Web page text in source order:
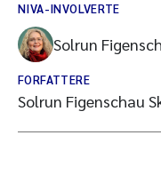
NIVA-INVOLVERTE
Solrun
FORFATTERE
Solrun Figenschau